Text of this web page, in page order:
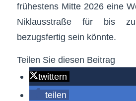
frühestens Mitte 2026 eine
Niklausstraße für bis
bezugsfertig sein könnte.
Teilen Sie diesen Beitrag
twittern
teilen